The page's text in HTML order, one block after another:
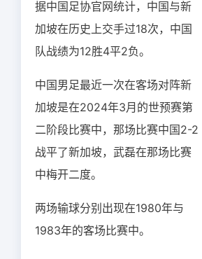
据中国足协官网统计，中国与新
加坡在历史上交手过18次，中国
队战绩为12胜4平2负。
中国男足最近一次在客场对阵新
加坡是在2024年3月的世预赛第
二阶段比赛中，那场比赛中国2-2
战平了新加坡，武磊在那场比赛
中梅开二度。
两场输球分别出现在1980年与
1983年的客场比赛中。